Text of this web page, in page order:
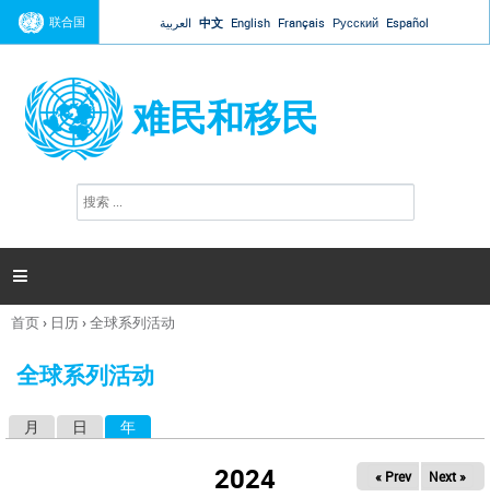
Jump to navigation
联合国 العربية 中文 English Français Русский Español
难民和移民
搜
索

你
这
首页› 日历›全球系列活动
全球系列活动
月 日 年
2024 « Prev Next »